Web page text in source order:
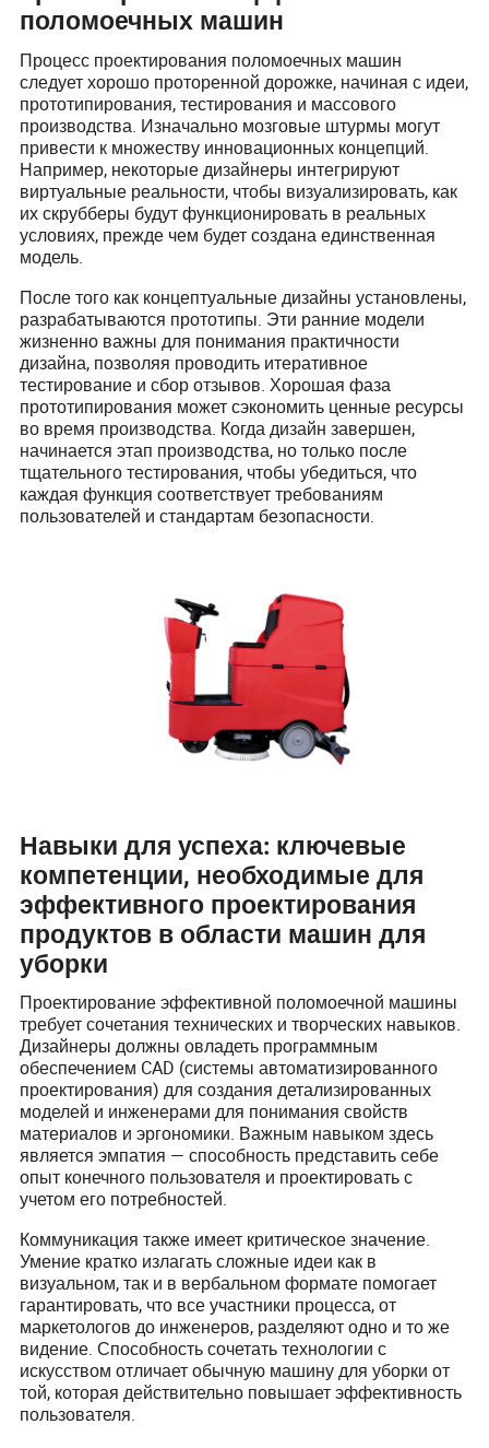
поломоечных машин
Процесс проектирования поломоечных машин
следует хорошо проторенной дорожке, начиная с идеи,
прототипирования, тестирования и массового
производства. Изначально мозговые штурмы могут
привести к множеству инновационных концепций.
Например, некоторые дизайнеры интегрируют
виртуальные реальности, чтобы визуализировать, как
их скрубберы будут функционировать в реальных
условиях, прежде чем будет создана единственная
модель.
После того как концептуальные дизайны установлены,
разрабатываются прототипы. Эти ранние модели
жизненно важны для понимания практичности
дизайна, позволяя проводить итеративное
тестирование и сбор отзывов. Хорошая фаза
прототипирования может сэкономить ценные ресурсы
во время производства. Когда дизайн завершен,
начинается этап производства, но только после
тщательного тестирования, чтобы убедиться, что
каждая функция соответствует требованиям
пользователей и стандартам безопасности.
Навыки для успеха: ключевые
компетенции, необходимые для
эффективного проектирования
продуктов в области машин для
уборки
Проектирование эффективной поломоечной машины
требует сочетания технических и творческих навыков.
Дизайнеры должны овладеть программным
обеспечением CAD (системы автоматизированного
проектирования) для создания детализированных
моделей и инженерами для понимания свойств
материалов и эргономики. Важным навыком здесь
является эмпатия — способность представить себе
опыт конечного пользователя и проектировать с
учетом его потребностей.
Коммуникация также имеет критическое значение.
Умение кратко излагать сложные идеи как в
визуальном, так и в вербальном формате помогает
гарантировать, что все участники процесса, от
маркетологов до инженеров, разделяют одно и то же
видение. Способность сочетать технологии с
искусством отличает обычную машину для уборки от
той, которая действительно повышает эффективность
пользователя.